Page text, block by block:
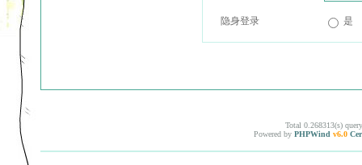
隐身登录 是
Total 0.268313(s)
Powered by PHPWind v6.0